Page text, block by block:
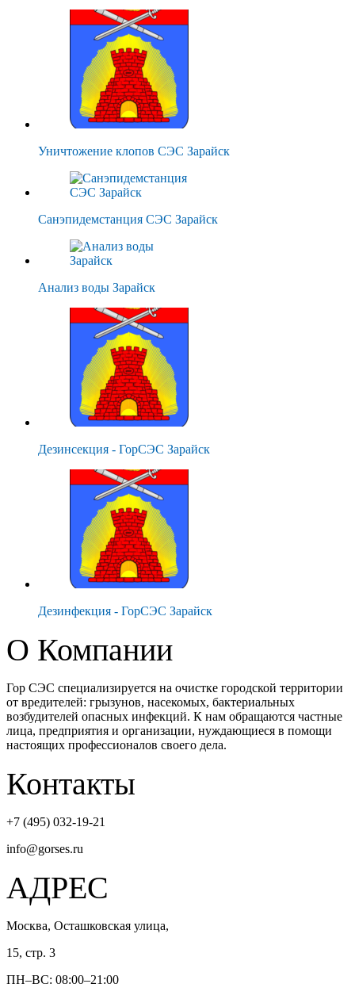
Уничтожение клопов СЭС Зарайск
Санэпидемстанция СЭС Зарайск
Анализ воды Зарайск
Дезинсекция - ГорСЭС Зарайск
Дезинфекция - ГорСЭС Зарайск
О Компании
Гор СЭС специализируется на очистке городской территории
от вредителей: грызунов, насекомых, бактериальных
возбудителей опасных инфекций. К нам обращаются частные
лица, предприятия и организации, нуждающиеся в помощи
настоящих профессионалов своего дела.
Контакты
+7 (495) 032-19-21
info@gorses.ru
АДРЕС
Москва, Осташковская улица,
15, стр. 3
ПН–ВС: 08:00–21:00